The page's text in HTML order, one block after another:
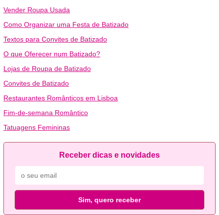
Vender Roupa Usada
Como Organizar uma Festa de Batizado
Textos para Convites de Batizado
O que Oferecer num Batizado?
Lojas de Roupa de Batizado
Convites de Batizado
Restaurantes Românticos em Lisboa
Fim-de-semana Romântico
Tatuagens Femininas
Receber dicas e novidades
Sim, quero receber